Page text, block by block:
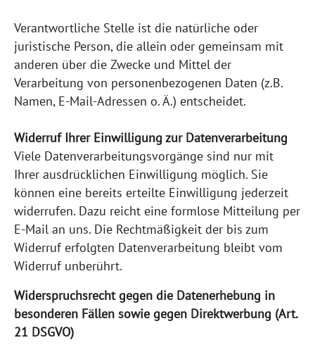
Verantwortliche Stelle ist die natürliche oder
juristische Person, die allein oder gemeinsam mit
anderen über die Zwecke und Mittel der
Verarbeitung von personenbezogenen Daten (z.B.
Namen, E-Mail-Adressen o. Ä.) entscheidet.
Widerruf Ihrer Einwilligung zur Datenverarbeitung
Viele Datenverarbeitungsvorgänge sind nur mit
Ihrer ausdrücklichen Einwilligung möglich. Sie
können eine bereits erteilte Einwilligung jederzeit
widerrufen. Dazu reicht eine formlose Mitteilung per
E-Mail an uns. Die Rechtmäßigkeit der bis zum
Widerruf erfolgten Datenverarbeitung bleibt vom
Widerruf unberührt.
Widerspruchsrecht gegen die Datenerhebung in
besonderen Fällen sowie gegen Direktwerbung (Art.
21 DSGVO)